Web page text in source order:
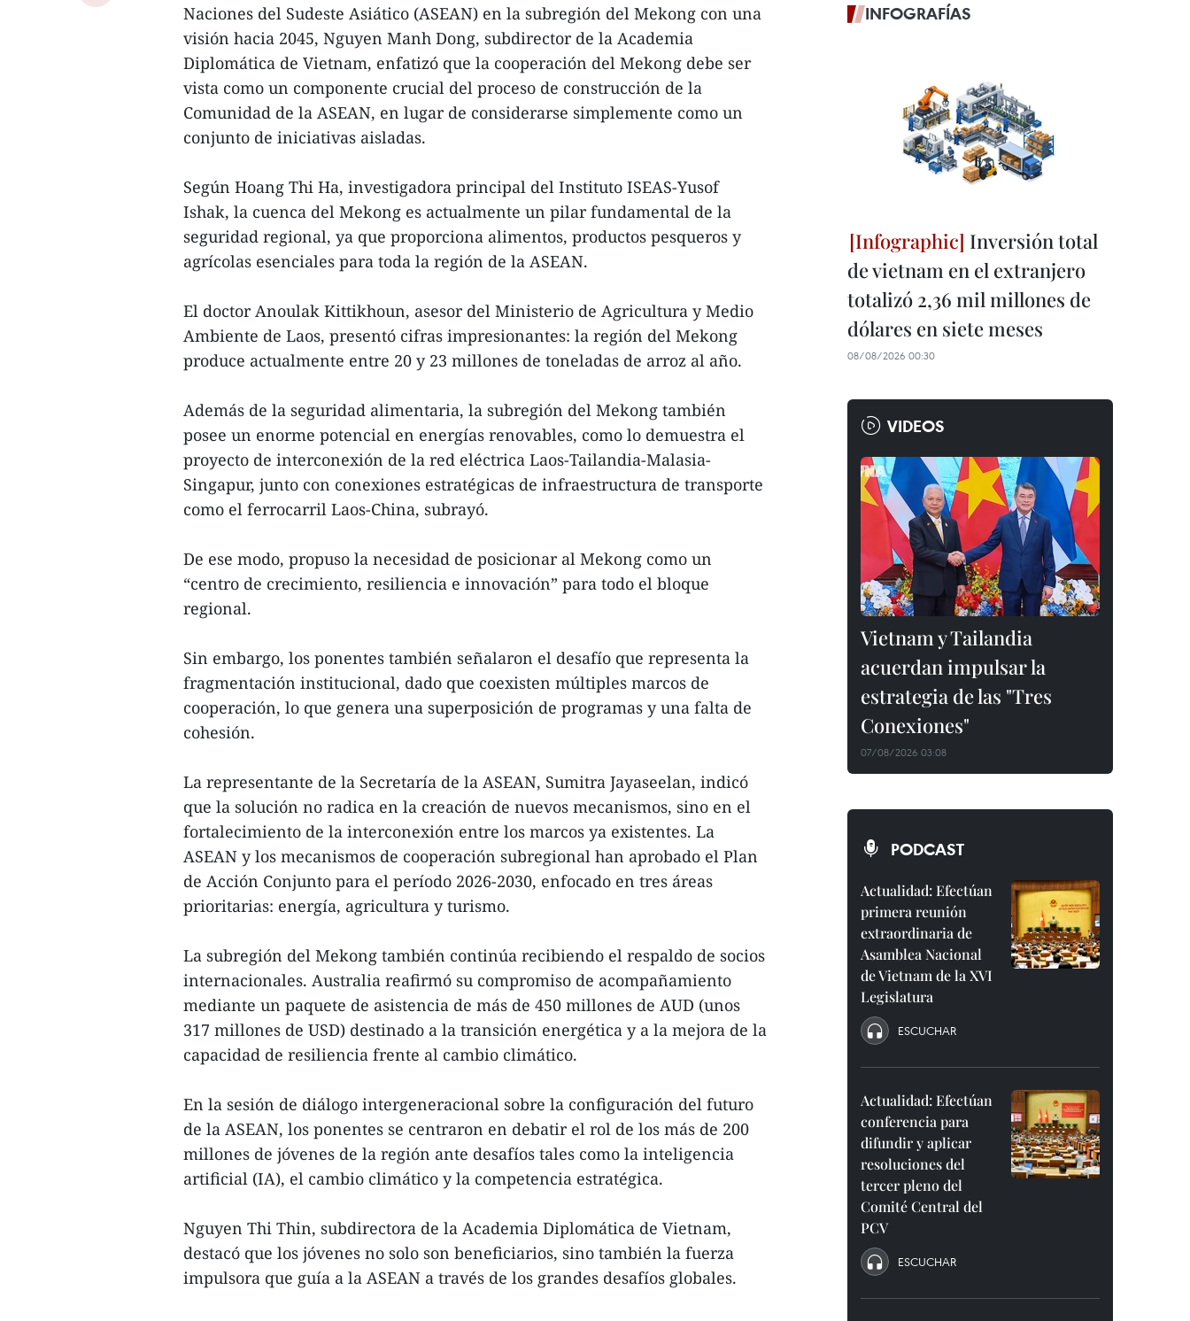
Naciones del Sudeste Asiático (ASEAN) en la subregión del Mekong con una
visión hacia 2045, Nguyen Manh Dong, subdirector de la Academia
Diplomática de Vietnam, enfatizó que la cooperación del Mekong debe ser
vista como un componente crucial del proceso de construcción de la
Comunidad de la ASEAN, en lugar de considerarse simplemente como un
conjunto de iniciativas aisladas.
Según Hoang Thi Ha, investigadora principal del Instituto ISEAS-Yusof
Ishak, la cuenca del Mekong es actualmente un pilar fundamental de la
seguridad regional, ya que proporciona alimentos, productos pesqueros y
agrícolas esenciales para toda la región de la ASEAN.
El doctor Anoulak Kittikhoun, asesor del Ministerio de Agricultura y Medio
Ambiente de Laos, presentó cifras impresionantes: la región del Mekong
produce actualmente entre 20 y 23 millones de toneladas de arroz al año.
Además de la seguridad alimentaria, la subregión del Mekong también
posee un enorme potencial en energías renovables, como lo demuestra el
proyecto de interconexión de la red eléctrica Laos-Tailandia-Malasia-
Singapur, junto con conexiones estratégicas de infraestructura de transporte
como el ferrocarril Laos-China, subrayó.
De ese modo, propuso la necesidad de posicionar al Mekong como un
“centro de crecimiento, resiliencia e innovación” para todo el bloque
regional.
Sin embargo, los ponentes también señalaron el desafío que representa la
fragmentación institucional, dado que coexisten múltiples marcos de
cooperación, lo que genera una superposición de programas y una falta de
cohesión.
La representante de la Secretaría de la ASEAN, Sumitra Jayaseelan, indicó
que la solución no radica en la creación de nuevos mecanismos, sino en el
fortalecimiento de la interconexión entre los marcos ya existentes. La
ASEAN y los mecanismos de cooperación subregional han aprobado el Plan
de Acción Conjunto para el período 2026-2030, enfocado en tres áreas
prioritarias: energía, agricultura y turismo.
La subregión del Mekong también continúa recibiendo el respaldo de socios
internacionales. Australia reafirmó su compromiso de acompañamiento
mediante un paquete de asistencia de más de 450 millones de AUD (unos
317 millones de USD) destinado a la transición energética y a la mejora de la
capacidad de resiliencia frente al cambio climático.
En la sesión de diálogo intergeneracional sobre la configuración del futuro
de la ASEAN, los ponentes se centraron en debatir el rol de los más de 200
millones de jóvenes de la región ante desafíos tales como la inteligencia
artificial (IA), el cambio climático y la competencia estratégica.
Nguyen Thi Thin, subdirectora de la Academia Diplomática de Vietnam,
destacó que los jóvenes no solo son beneficiarios, sino también la fuerza
impulsora que guía a la ASEAN a través de los grandes desafíos globales.
INFOGRAFÍAS
Inversión total
de vietnam en el extranjero
totalizó 2,36 mil millones de
dólares en siete meses
08/08/2026 00:30
VIDEOS
Vietnam y Tailandia
acuerdan impulsar la
estrategia de las "Tres
Conexiones"
07/08/2026 03:08
PODCAST
Actualidad: Efectúan
primera reunión
extraordinaria de
Asamblea Nacional
de Vietnam de la XVI
Legislatura
ESCUCHAR
Actualidad: Efectúan
conferencia para
difundir y aplicar
resoluciones del
tercer pleno del
Comité Central del
PCV
ESCUCHAR